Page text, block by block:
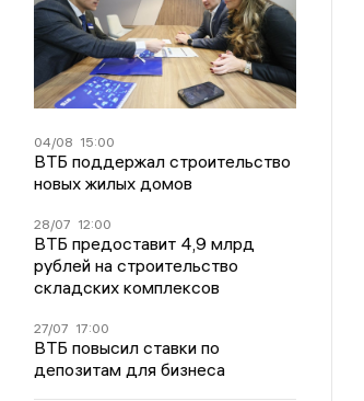
04/08 15:00
ВТБ поддержал строительство
новых жилых домов
28/07 12:00
ВТБ предоставит 4,9 млрд
рублей на строительство
складских комплексов
27/07 17:00
ВТБ повысил ставки по
депозитам для бизнеса